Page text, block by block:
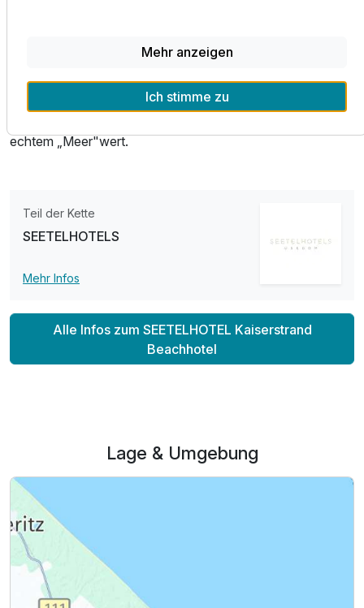
Ausstattung
Für 4 Tage p.P. ab316,00 €
2 Erwachsene und 1 Kind
Abtauchen heißt es im 900 qm großen Schwimmbad- und
Poolbereich. Und zu Wohlfühl- & Schönheitsritualen
empfängt das eigene „SPA-Huus“. Kaiserstrand
Beachhotel Bansin Mitte – ein Urlaubsort für alle Jungen
echtem „Meer"wert.
Teil der Kette
SEETELHOTELS
Mehr Infos
Alle Infos zum SEETELHOTEL Kaiserstrand
Beachhotel
Lage & Umgebung
Mehr anzeigen
Ich stimme zu